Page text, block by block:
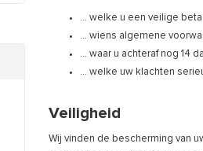
... welke u een veilige
... wiens algemene
... waar u achteraf nog 14
... welke uw klachten
Veiligheid
Wij vinden de bescherming van